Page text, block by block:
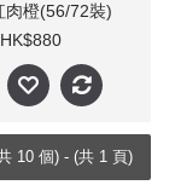
肉橙(56/72裝)
HK$880
10 個) - (共 1 頁)